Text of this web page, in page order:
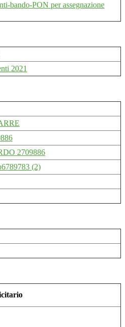
bando-PON per assegnazione
2021
2709886
(2)